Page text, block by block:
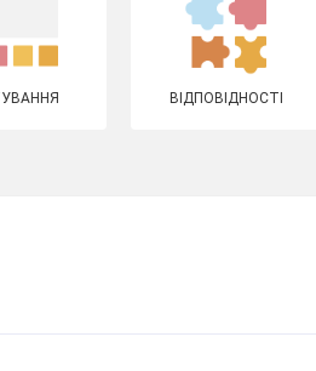
ВІДПОВІДНОСТІ